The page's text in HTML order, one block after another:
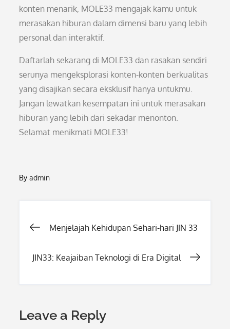
konten menarik, MOLE33 mengajak kamu untuk
merasakan hiburan dalam dimensi baru yang lebih
personal dan interaktif.
Daftarlah sekarang di MOLE33 dan rasakan sendiri
serunya mengeksplorasi konten-konten berkualitas
yang disajikan secara eksklusif hanya untukmu.
Jangan lewatkan kesempatan ini untuk merasakan
hiburan yang lebih dari sekadar menonton.
Selamat menikmati MOLE33!
Byadmin
Post
navigation
Menjelajah Kehidupan Sehari-hari JIN 33
JIN33: Keajaiban Teknologi di Era Digital
Leave a Reply